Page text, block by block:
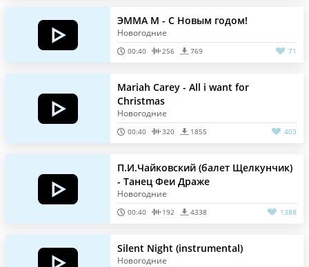
ЭММА М - С Новым годом!
Новогодние
00:40 256 769 71
Mariah Carey - All i want for
Christmas
Новогодние
00:40 320 1855 403
П.И.Чайковский (балет Щелкунчик)
- Танец Феи Драже
Новогодние
00:40 192 4338 1388
Silent Night (instrumental)
Новогодние